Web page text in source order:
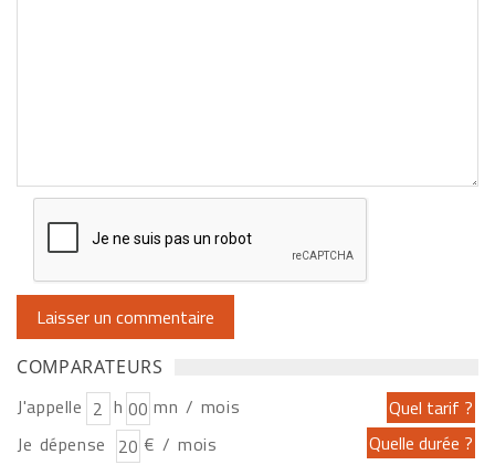
COMPARATEURS
J'appelle h
mn / mois
Je dépense
€ / mois